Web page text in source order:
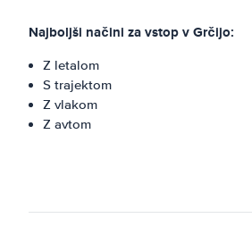
Najboljši načini za vstop v Grčijo:
Z letalom
S trajektom
Z vlakom
Z avtom